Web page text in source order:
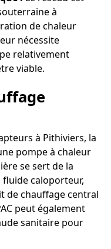
à
de chaleur
nécessite
relativement
viable.
à Pithiviers, la
pompe à chaleur
se sert de la
caloporteur,
de chauffage central
peut également
sanitaire pour